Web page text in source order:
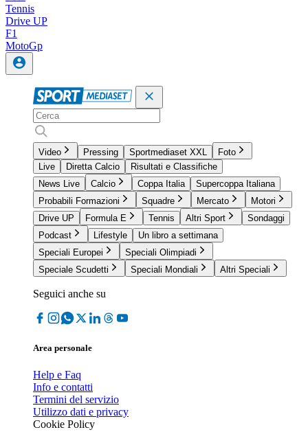
Tennis
Drive UP
F1
MotoGp
Video Pressing Sportmediaset XXL
Foto
Live
Diretta Calcio
Risultati e Classifiche
News Live
Calcio Coppa Italia
Supercoppa Italiana
Probabili Formazioni
Squadre Mercato
Motori
Drive UP
Formula E Tennis Altri Sport
Sondaggi
Podcast
Lifestyle
Un libro a settimana
Speciali Europei
Speciali Olimpiadi
Speciale Scudetti
Speciali Mondiali Altri Speciali
Seguici anche su
Area personale
Help e Faq
Info e contatti
Termini del servizio
Utilizzo dati e privacy
Cookie Policy